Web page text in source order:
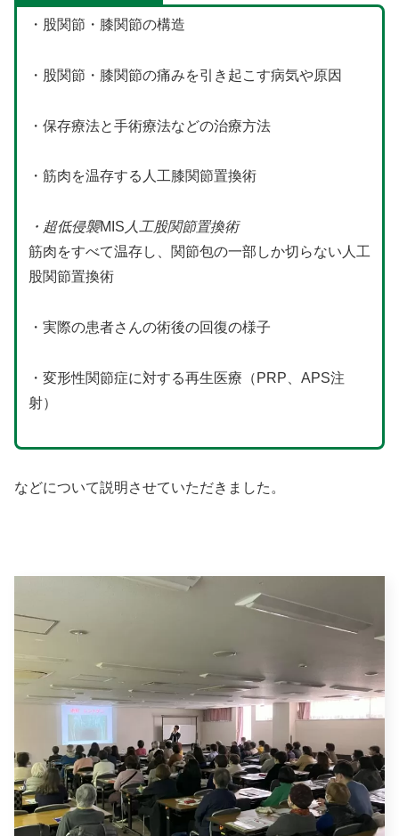
・股関節・膝関節の構造
・股関節・膝関節の痛みを引き起こす病気や原因
・保存療法と手術療法などの治療方法
・筋肉を温存する人工膝関節置換術
・超低侵襲MIS 人工股関節置換術
筋肉をすべて温存し、関節包の一部しか切らない人工
股関節置換術
・実際の患者さんの術後の回復の様子
・変形性関節症に対する再生医療（PRP、APS注
射）
などについて説明させていただきました。